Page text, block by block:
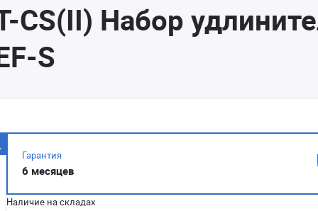
CS(II) Набор
S
Гарантия
6 месяцев
Наличие на складах